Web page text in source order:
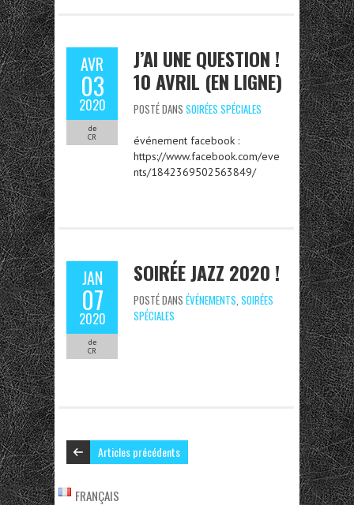
AVR
03
2020
de
CR
J’AI UNE QUESTION !
10 AVRIL (EN LIGNE)
POSTÉ DANS SOIRÉES SPÉCIALES
événement facebook :
https://www.facebook.com/eve
nts/1842369502563849/
JAN
07
2020
de
CR
SOIRÉE JAZZ 2020 !
POSTÉ DANS ÉVÉNEMENTS, SOIRÉES
SPÉCIALES
Articles précédents
FRANÇAIS